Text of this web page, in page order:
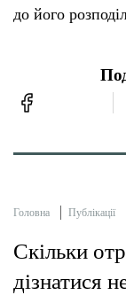
до його
Головна Публікації
Скільки
дізнатися